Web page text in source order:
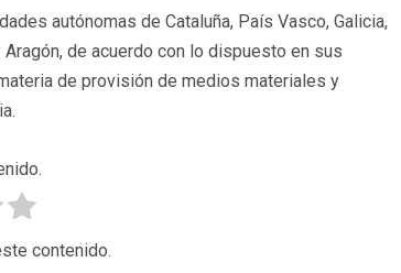
autónomas de Cataluña, País Vasco, Galicia,
Aragón, de acuerdo con lo dispuesto en sus
de provisión de medios materiales y
contenido.